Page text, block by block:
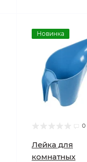
Новинка
0
Лейка для
комнатных